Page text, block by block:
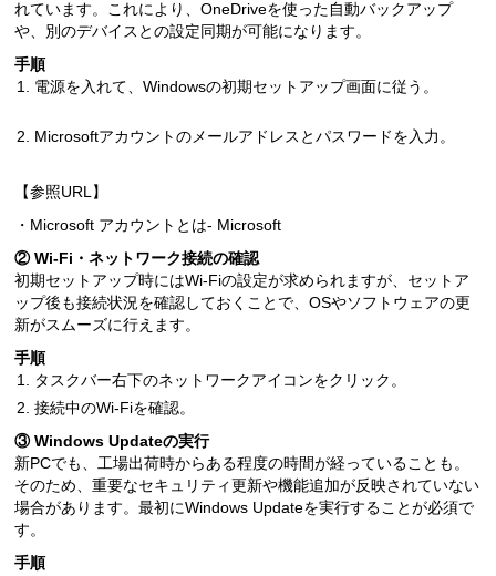
れています。これにより、OneDriveを使った自動バックアップ
や、別のデバイスとの設定同期が可能になります。
手順
電源を入れて、Windowsの初期セットアップ画面に従う。
Microsoftアカウントのメールアドレスとパスワードを入力。
【参照URL】
・Microsoft アカウントとは- Microsoft
② Wi-Fi・ネットワーク接続の確認
初期セットアップ時にはWi-Fiの設定が求められますが、セットア
ップ後も接続状況を確認しておくことで、OSやソフトウェアの更
新がスムーズに行えます。
手順
タスクバー右下のネットワークアイコンをクリック。
接続中のWi-Fiを確認。
③Windows Updateの実行
新PCでも、工場出荷時からある程度の時間が経っていることも。
そのため、重要なセキュリティ更新や機能追加が反映されていない
場合があります。最初にWindows Updateを実行することが必須で
す。
手順